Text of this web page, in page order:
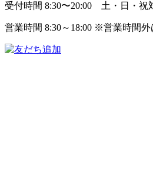
受付時間 8:30〜20:00 土・日・祝
営業時間 8:30～18:00 ※営業時間外